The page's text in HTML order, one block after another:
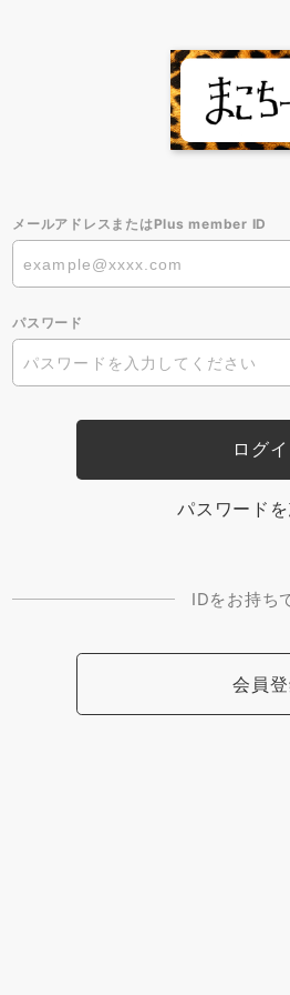
メールアドレスまたはPlus member ID
パスワード
パスワード
IDをお持ち
会員